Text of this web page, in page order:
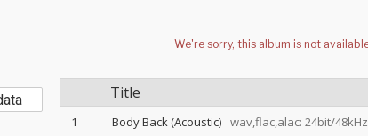
Title
1 Body Back (Acoustic) wav,flac,alac: 24bit/48kHz